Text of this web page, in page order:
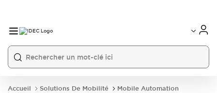
Accueil Solutions De Mobilité
Mobile Automation